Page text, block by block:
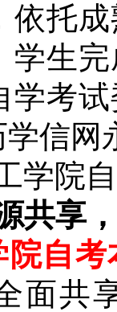
依托
学生
学考
信网
共享
院自
面共